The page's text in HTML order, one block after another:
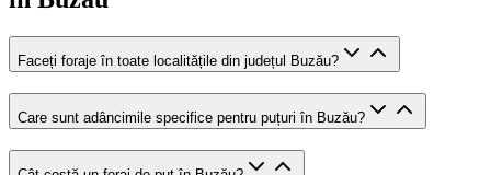
Faceți foraje în toate localitățile din județul Buzău?
Care sunt adâncimile specifice pentru puțuri în Buzău?